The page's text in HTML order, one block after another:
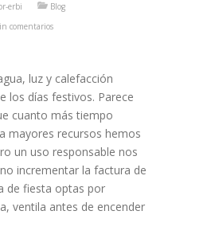
erbi
Blog
comentarios
luz y calefacción
los días festivos. Parece
cuanto más tiempo
mayores recursos hemos
un uso responsable nos
incrementar la factura de
de fiesta optas por
ventila antes de encender